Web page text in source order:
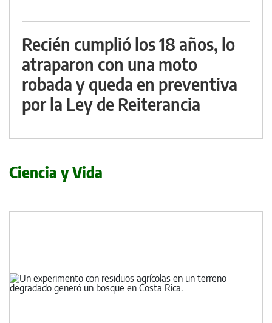
Recién cumplió los 18 años, lo
atraparon con una moto
robada y queda en preventiva
por la Ley de Reiterancia
Ciencia y Vida